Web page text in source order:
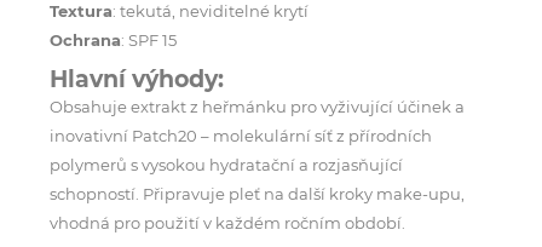
Textura: tekutá, neviditelné krytí
Ochrana: SPF 15
Hlavní výhody:
Obsahuje extrakt z heřmánku pro vyživující účinek a
inovativní Patch20 – molekulární síť z přírodních
polymerů s vysokou hydratační a rozjasňující
schopností. Připravuje pleť na další kroky make-upu,
vhodná pro použití v každém ročním období.